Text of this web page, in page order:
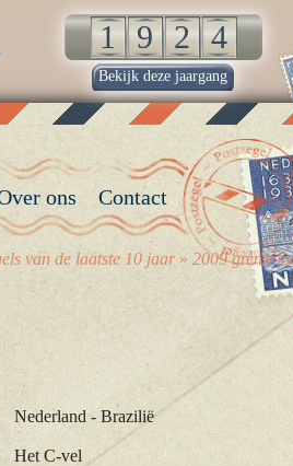
Nederland - Brazilië
Het C-vel
ons Contact
van de laatste 10 jaar » 2009
Bekijk deze jaargang